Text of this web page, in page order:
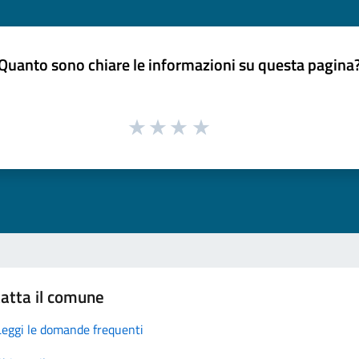
sono chiare le informazioni su questa
il comune
le domande frequenti